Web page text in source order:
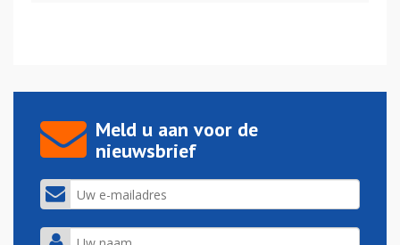
Meld u aan voor de
nieuwsbrief